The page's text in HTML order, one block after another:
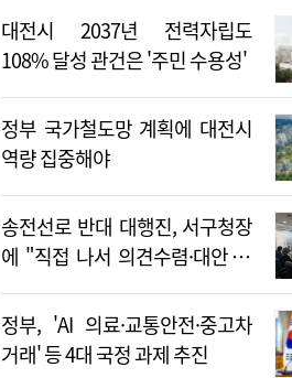
대전시 2037년 전력자립도
108% 달성 관건은 '주민 수용성'
정부 국가철도망 계획에 대전시
역량 집중해야
송전선로 반대 대행진, 서구청장
에 "직접 나서 의견수렴·대안 제
시해야"
정부, 'AI 의료·교통안전·중고차
거래' 등 4대 국정 과제 추진